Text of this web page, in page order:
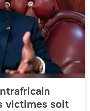
victimes soit